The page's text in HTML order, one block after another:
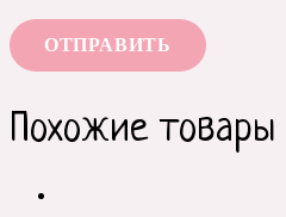
Похожие товары